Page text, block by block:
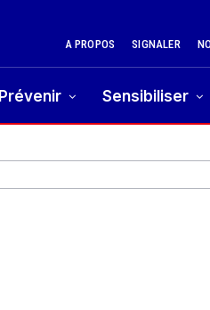
A PROPOS SIGNALER
Prévenir Sensibiliser